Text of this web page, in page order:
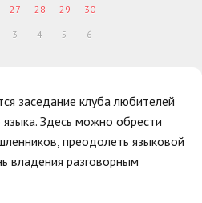
заседание клуба любителей
языка. Здесь можно обрести
преодолеть языковой
владения разговорным
27 28 29 30
3 4 5 6